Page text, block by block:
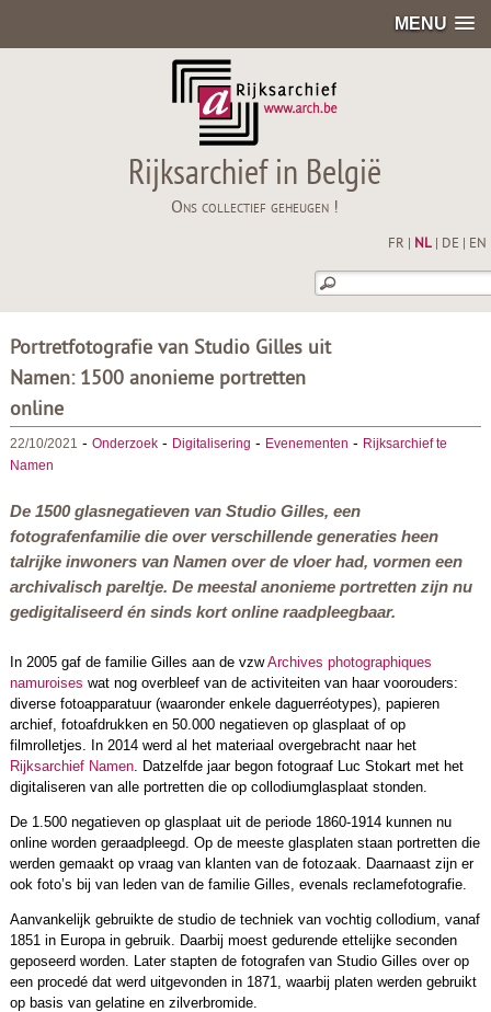
MENU
Rijksarchief in België
Ons collectief geheugen !
FR NL| DE EN
Portretfotografie van Studio Gilles uit
Namen: 1500 anonieme portretten
online
22/10/2021 - Onderzoek- Digitalisering - Evenementen - Rijksarchief te
Namen
De 1500 glasnegatieven van Studio Gilles, een
fotografenfamilie die over verschillende generaties heen
talrijke inwoners van Namen over de vloer had, vormen een
archivalisch pareltje. De meestal anonieme portretten zijn nu
gedigitaliseerd én sinds kort online raadpleegbaar.
In 2005 gaf de familie Gilles aan de vzwArchives photographiques
namuroises wat nog overbleef van de activiteiten van haar voorouders:
diverse fotoapparatuur (waaronder enkele daguerréotypes), papieren
archief, fotoafdrukken en 50.000 negatieven op glasplaat of op
filmrolletjes. In 2014 werd al het materiaal overgebracht naar het
Rijksarchief Namen. Datzelfde jaar begon fotograaf Luc Stokart met het
digitaliseren van alle portretten die op collodiumglasplaat stonden.
De 1.500 negatieven op glasplaat uit de periode 1860-1914 kunnen nu
online worden geraadpleegd. Op de meeste glasplaten staan portretten die
werden gemaakt op vraag van klanten van de fotozaak. Daarnaast zijn er
ook foto’s bij van leden van de familie Gilles, evenals reclamefotografie.
Aanvankelijk gebruikte de studio de techniek van vochtig collodium, vanaf
1851 in Europa in gebruik. Daarbij moest gedurende ettelijke seconden
geposeerd worden. Later stapten de fotografen van Studio Gilles over op
een procedé dat werd uitgevonden in 1871, waarbij platen werden gebruikt
op basis van gelatine en zilverbromide.